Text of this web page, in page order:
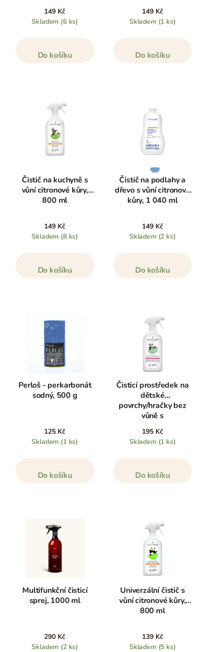
149 Kč
Skladem (6 ks)
Do košíku
149 Kč
Skladem (1 ks)
Do košíku
Čistič na kuchyně s
vůní citronové kůry,
800 ml
149 Kč
Skladem (8 ks)
Do košíku
Čistič na podlahy a
dřevo s vůní citronové
kůry, 1 040 ml
149 Kč
Skladem (2 ks)
Do košíku
Perloš - perkarbonát
sodný, 500 g
125 Kč
Skladem (1 ks)
Do košíku
Čisticí prostředek na
dětské
povrchy/hračky bez
vůně s
rozprašovačem, 800
ml
195 Kč
Skladem (1 ks)
Do košíku
Multifunkční čisticí
sprej, 1000 ml
290 Kč
Skladem (2 ks)
Univerzální čistič s
vůní citronové kůry,
800 ml
139 Kč
Skladem (5 ks)